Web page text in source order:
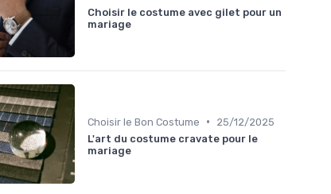
Choisir le costume avec gilet pour un
mariage
Choisir le Bon Costume •
25/12/2025
L'art du costume cravate pour le
mariage